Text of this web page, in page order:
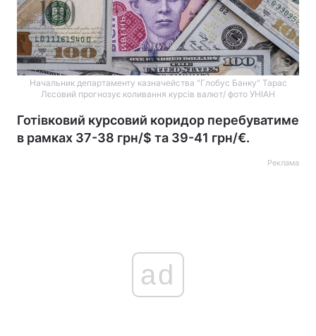
Начальник департаменту казначейства "Глобус Банку" Тарас
Лєсовий прогнозує коливання курсів валют/ фото УНІАН
Готівковий курсовий коридор перебуватиме
в рамках 37-38 грн/$ та 39-41 грн/€.
Реклама
ad